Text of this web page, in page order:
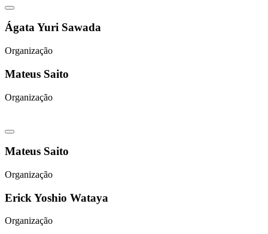
Ágata Yuri Sawada
Organização
Mateus Saito
Organização
Mateus Saito
Organização
Erick Yoshio Wataya
Organização